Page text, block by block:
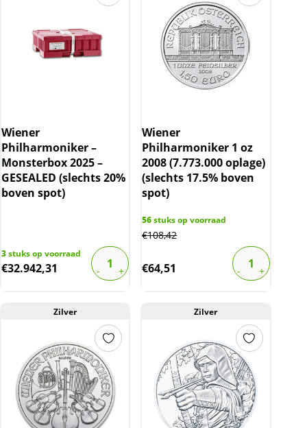
Wiener
Philharmoniker –
Monsterbox 2025 –
GESEALED (slechts 20%
boven spot)
3stuks op voorraad
€32.942,31
Wiener
Philharmoniker 1 oz
2008 (7.773.000 oplage)
(slechts 17.5% boven
spot)
56stuks op voorraad
€108,42
€64,51
Zilver Zilver